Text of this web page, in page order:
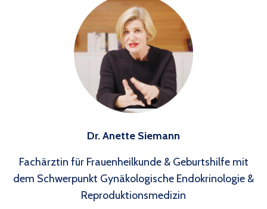
Dr. Anette Siemann
Fachärztin für Frauenheilkunde & Geburtshilfe mit
dem Schwerpunkt Gynäkologische Endokrinologie &
Reproduktionsmedizin